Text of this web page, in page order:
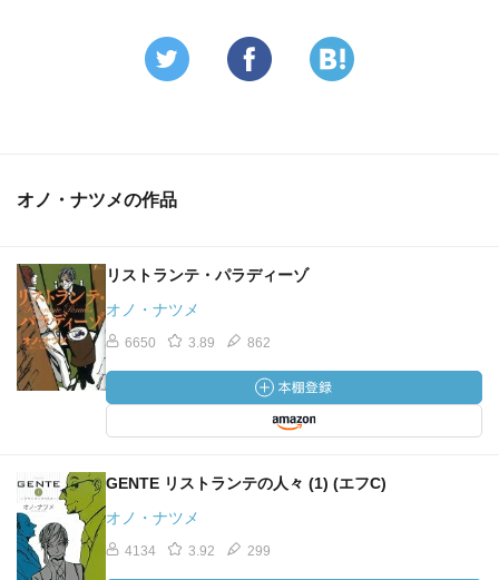
オノ・ナツメの作品
リストランテ・パラディーゾ
オノ・ナツメ
6650 3.89 862
GENTE リストランテの人々 (1) (エフC)
オノ・ナツメ
4134 3.92 299